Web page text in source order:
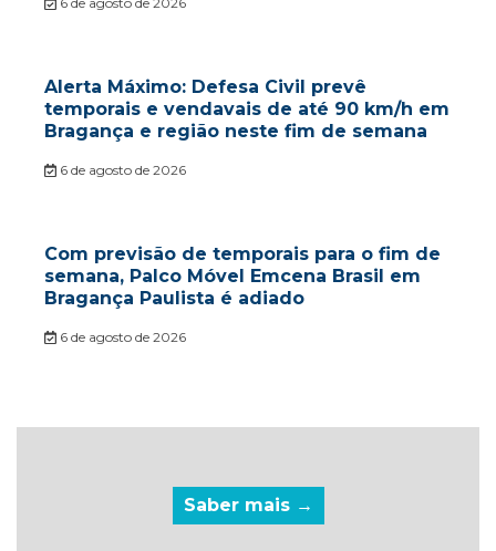
Alerta Máximo: Defesa Civil prevê
temporais e vendavais de até 90 km/h em
Bragança e região neste fim de semana
6 de agosto de 2026
Com previsão de temporais para o fim de
semana, Palco Móvel Emcena Brasil em
Bragança Paulista é adiado
6 de agosto de 2026
Saber mais →